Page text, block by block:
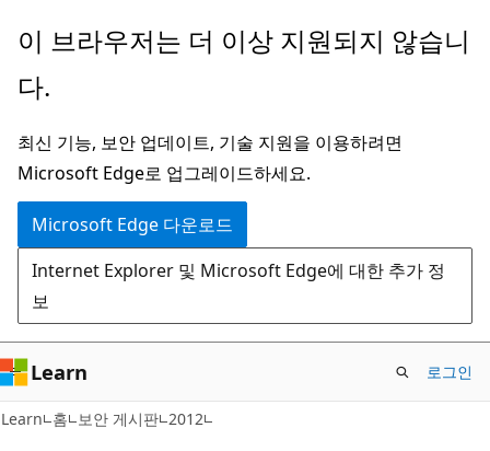
주
콘
츠
로
건
너
뛰
기
이 브라우저는 더 이상 지원되지 않습니
다.
최신 기능, 보안 업데이트, 기술 지원을 이용하려면
Microsoft Edge로 업그레이드하세요.
Microsoft Edge 다운로드
Internet Explorer 및 Microsoft Edge에 대한 추가 정
보
Learn 로그인
Learn 홈 보안 게시판 2012